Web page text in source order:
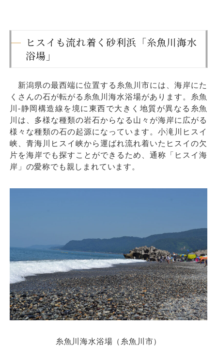
ヒスイも流れ着く砂利浜「糸魚川海水
浴場」
新潟県の最西端に位置する糸魚川市には、海岸にた
くさんの石が転がる糸魚川海水浴場があります。糸魚
川‐静岡構造線を境に東西で大きく地質が異なる糸魚
川は、多様な種類の岩石からなる山々が海岸に広がる
様々な種類の石の起源になっています。小滝川ヒスイ
峡、青海川ヒスイ峡から運ばれ流れ着いたヒスイの欠
片を海岸でも探すことができるため、通称「ヒスイ海
岸」の愛称でも親しまれています。
糸魚川海水浴場（糸魚川市）